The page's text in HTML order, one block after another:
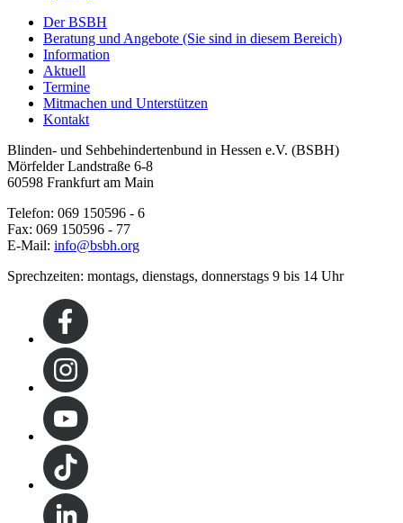
Der BSBH
Beratung und Angebote (Sie sind in diesem Bereich)
Information
Aktuell
Termine
Mitmachen und Unterstützen
Kontakt
Blinden- und Sehbehindertenbund in Hessen e.V. (BSBH)
Mörfelder Landstraße 6-8
60598 Frankfurt am Main
Telefon: 069 150596 - 6
Fax: 069 150596 - 77
E-Mail: info@bsbh.org
Sprechzeiten: montags, dienstags, donnerstags 9 bis 14 Uhr